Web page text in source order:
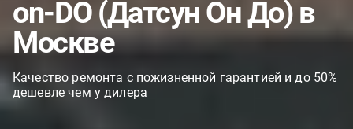
on-DO (Датсун Он До) в
Москве
Качество ремонта с пожизненной гарантией и до 50%
дешевле чем у дилера